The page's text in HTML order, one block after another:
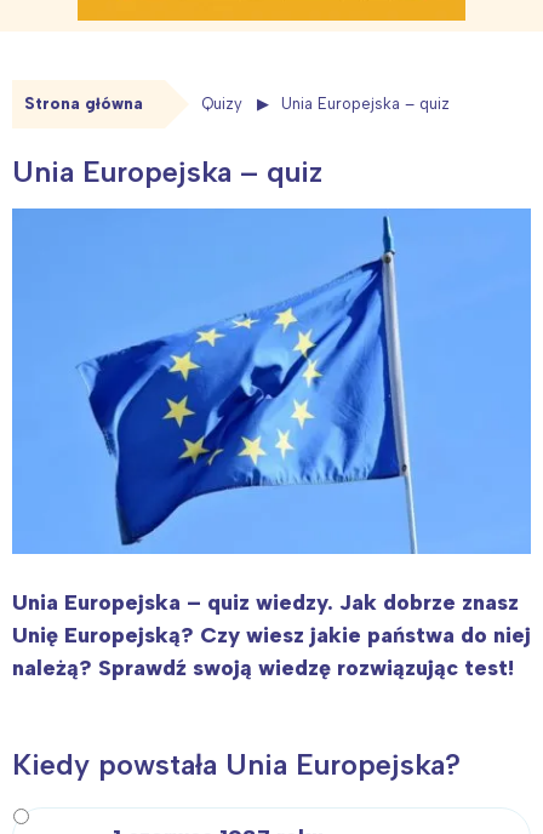
Strona główna Quizy Unia Europejska – quiz
Unia Europejska – quiz
Unia Europejska – quiz wiedzy. Jak dobrze znasz
Unię Europejską? Czy wiesz jakie państwa do niej
należą? Sprawdź swoją wiedzę rozwiązując test!
Kiedy powstała Unia Europejska?